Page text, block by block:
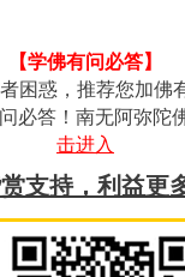
【学佛有问必答】
困惑，推荐您加
必答！南无阿弥陀
击进入
支持，利益更